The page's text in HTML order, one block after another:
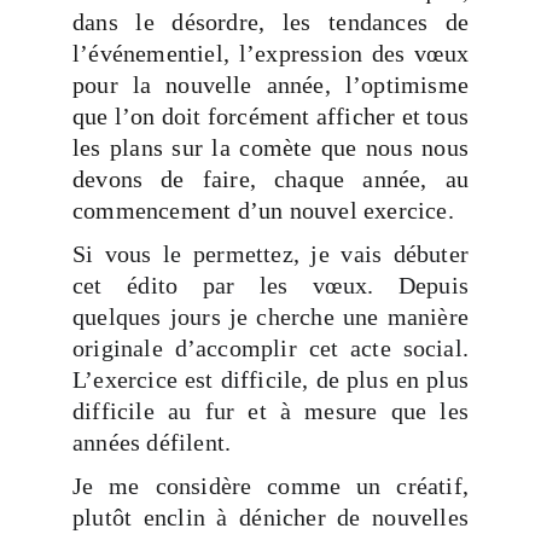
dans le désordre, les tendances de
l’événementiel, l’expression des vœux
pour la nouvelle année, l’optimisme
que l’on doit forcément afficher et tous
les plans sur la comète que nous nous
devons de faire, chaque année, au
commencement d’un nouvel exercice.
Si vous le permettez, je vais débuter
cet édito par les vœux. Depuis
quelques jours je cherche une manière
originale d’accomplir cet acte social.
L’exercice est difficile, de plus en plus
difficile au fur et à mesure que les
années défilent.
Je me considère comme un créatif,
plutôt enclin à dénicher de nouvelles